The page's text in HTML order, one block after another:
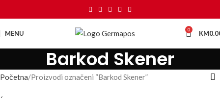
MENU 0 KM
Barkod Skener
Početna Proizvodi označeni “Barkod Skener”